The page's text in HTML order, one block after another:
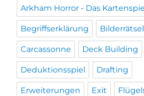
Arkham Horror - Das Kartenspiel
Begriffserklärung Bilderrätsel
Carcassonne Deck Building
Deduktionsspiel Drafting
Erweiterungen Exit